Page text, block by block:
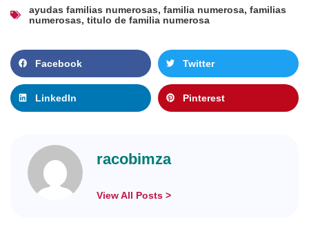
ayudas familias numerosas, familia numerosa, familias
numerosas, titulo de familia numerosa
Facebook Twitter
LinkedIn Pinterest
racobimza
View All Posts >